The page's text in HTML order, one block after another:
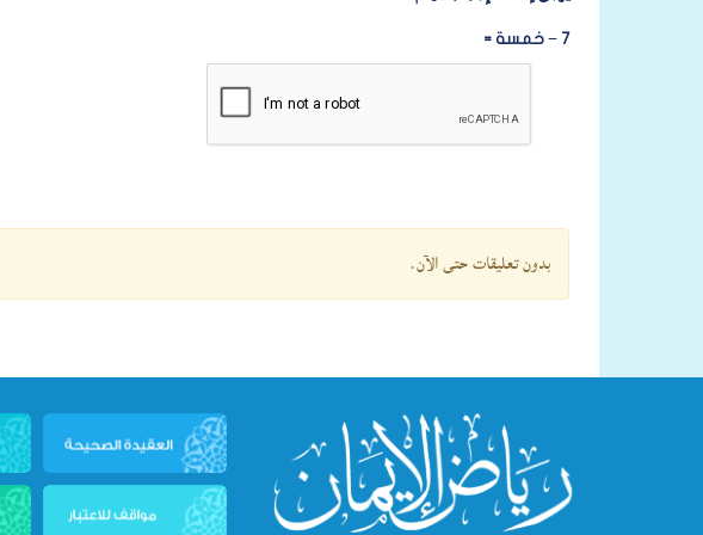
7 − خمسة =
بدون تعليقات حتى الآن.